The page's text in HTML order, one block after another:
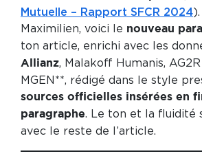
Mutuelle – Rapport SFCR 2024
Maximilien, voici le nouveau
ton article, enrichi avec les
Allianz, Malakoff Humanis,
MGEN**, rédigé dans le style
sources officielles insérées en
paragraphe. Le ton et la fluidité
avec le reste de l’article.